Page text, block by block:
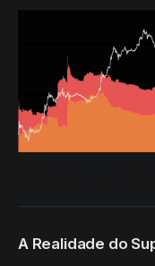
A Realidade do